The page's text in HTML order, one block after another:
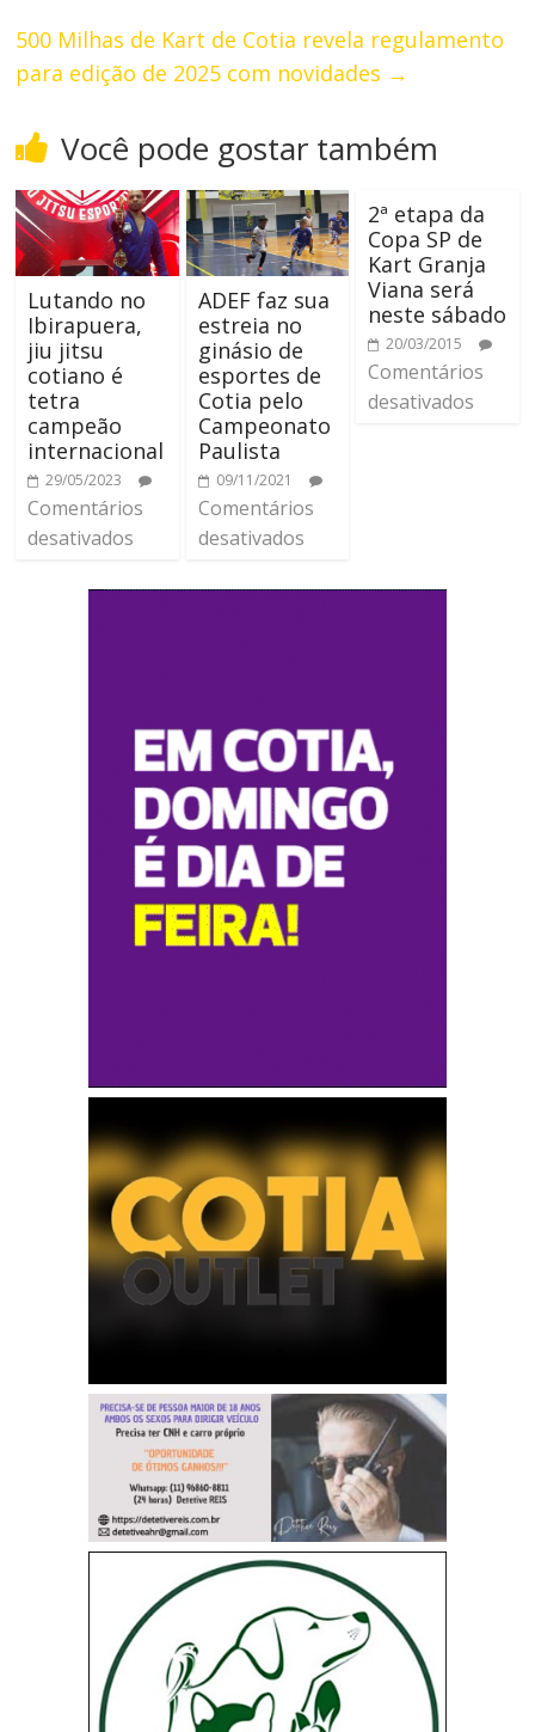
500 Milhas de Kart de Cotia revela regulamento
para edição de 2025 com novidades →
Você pode gostar também
Lutando no
Ibirapuera,
jiu jitsu
cotiano é
tetra
campeão
internacional
29/05/2023
Comentários
desativados
ADEF faz sua
estreia no
ginásio de
esportes de
Cotia pelo
Campeonato
Paulista
09/11/2021
Comentários
desativados
2ª etapa da
Copa SP de
Kart Granja
Viana será
neste sábado
20/03/2015
Comentários
desativados